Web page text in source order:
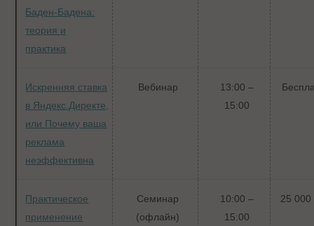
Баден-Бадена:
теория и
практика
Искренняя ставка
в Яндекс.Директе,
или Почему ваша
реклама
неэффективна
Вебинар
13:00 –
15:00
Практическое
применение
Семинар
(офлайн)
10:00 –
15:00
25 000